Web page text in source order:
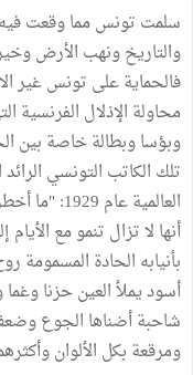
سلمت تونس مما وقعت
والتاريخ ونهب الأرض
فالحماية على تونس غير
محاولة الإذلال الفرنسية
وبؤسا وبطالة خاصة بين
تلك الكاتب التونسي
العالمية
أنها لا تزال تنمو مع
بأنيابه الحادة المسمومة
أسود يملأ العين حزنا
شاحبة أضناها الجوع وضعف
ومرقعة بكل الألوان